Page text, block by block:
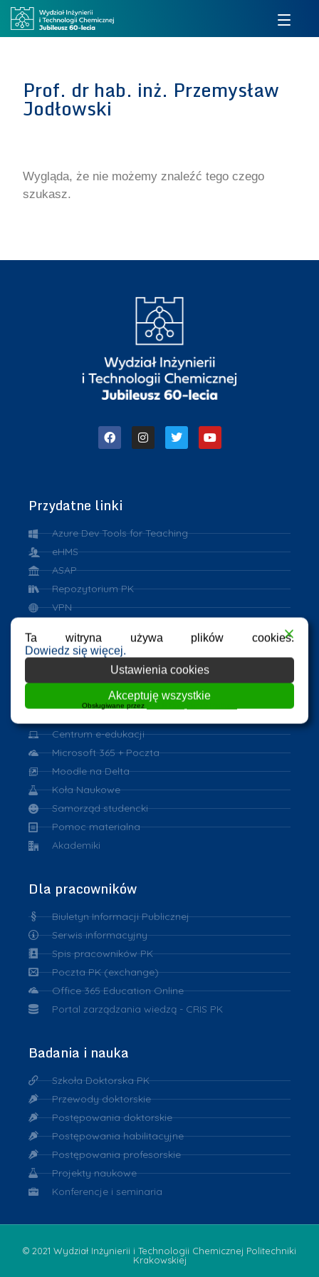
Prof. dr hab. inż. Przemysław
Jodłowski
Wygląda, że nie możemy znaleźć tego czego
szukasz.
Przydatne linki
Azure Dev Tools for Teaching
eHMS
ASAP
Repozytorium PK
VPN
Dla studentów
Harmonogram zajęć
Centrum e-edukacji
Microsoft 365 + Poczta
Moodle na Delta
Koła Naukowe
Samorząd studencki
Pomoc materialna
Akademiki
Dla pracowników
Biuletyn Informacji Publicznej
Serwis informacyjny
Spis pracowników PK
Poczta PK (exchange)
Office 365 Education Online
Portal zarządzania wiedzą - CRIS PK
Badania i nauka
Szkoła Doktorska PK
Przewody doktorskie
Postępowania doktorskie
Postępowania habilitacyjne
Postępowania profesorskie
Projekty naukowe
Konferencje i seminaria
© 2021 Wydział Inżynierii i Technologii Chemicznej Politechniki
Krakowskiej
Ta witryna używa plików cookies.
Dowiedz się więcej.
Ustawienia cookies
Akceptuję wszystkie
Obsługiwane przez